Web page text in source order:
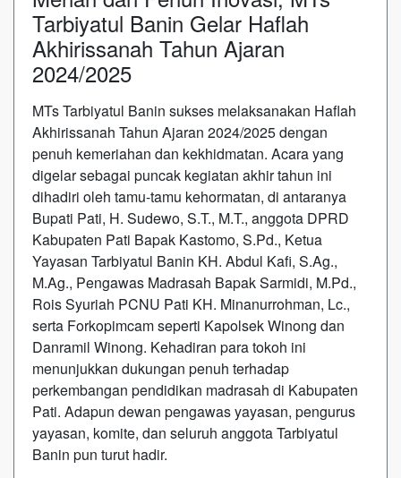
Tarbiyatul Banin Gelar Haflah
Akhirissanah Tahun Ajaran
2024/2025
MTs Tarbiyatul Banin sukses melaksanakan Haflah
Akhirissanah Tahun Ajaran 2024/2025 dengan
penuh kemeriahan dan kekhidmatan. Acara yang
digelar sebagai puncak kegiatan akhir tahun ini
dihadiri oleh tamu-tamu kehormatan, di antaranya
Bupati Pati, H. Sudewo, S.T., M.T., anggota DPRD
Kabupaten Pati Bapak Kastomo, S.Pd., Ketua
Yayasan Tarbiyatul Banin KH. Abdul Kafi, S.Ag.,
M.Ag., Pengawas Madrasah Bapak Sarmidi, M.Pd.,
Rois Syuriah PCNU Pati KH. Minanurrohman, Lc.,
serta Forkopimcam seperti Kapolsek Winong dan
Danramil Winong. Kehadiran para tokoh ini
menunjukkan dukungan penuh terhadap
perkembangan pendidikan madrasah di Kabupaten
Pati. Adapun dewan pengawas yayasan, pengurus
yayasan, komite, dan seluruh anggota Tarbiyatul
Banin pun turut hadir.